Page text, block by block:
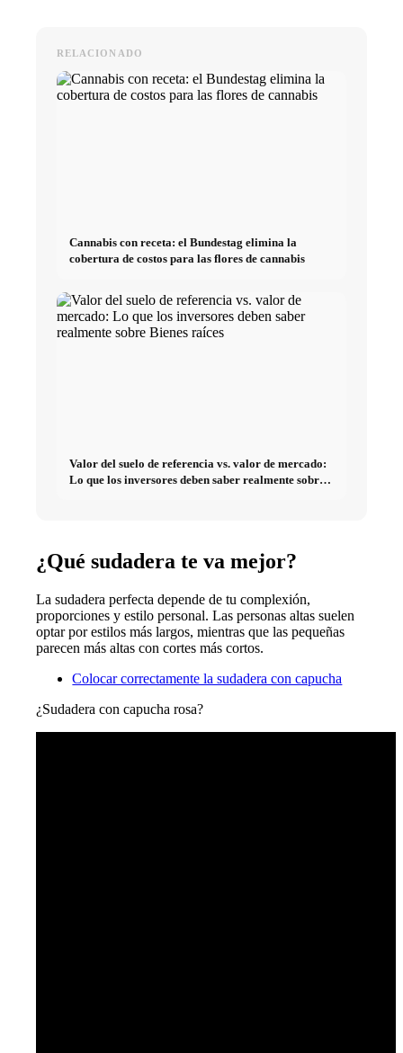
RELACIONADO
Cannabis con receta: el Bundestag elimina la
cobertura de costos para las flores de cannabis
Valor del suelo de referencia vs. valor de mercado:
Lo que los inversores deben saber realmente sobre
¿Qué sudadera te va mejor?
La sudadera perfecta depende de tu complexión,
proporciones y estilo personal. Las personas altas suelen
optar por estilos más largos, mientras que las pequeñas
parecen más altas con cortes más cortos.
Colocar correctamente la sudadera con capucha
¿Sudadera con capucha rosa?